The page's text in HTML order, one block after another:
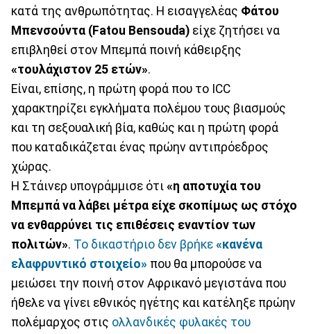
κατά της ανθρωπότητας. Η εισαγγελέας Φάτου
Μπενσούντα (Fatou Bensouda) είχε ζητήσει να
επιβληθεί στον Μπεμπά ποινή κάθειρξης
«τουλάχιστον 25 ετών».
Είναι, επίσης, η πρώτη φορά που το ICC
χαρακτηρίζει εγκλήματα πολέμου τους βιασμούς
και τη σεξουαλική βία, καθώς και η πρώτη φορά
που καταδικάζεται ένας πρώην αντιπρόεδρος
χώρας.
Η Στάινερ υπογράμμισε ότι «η αποτυχία του
Μπεμπά να λάβει μέτρα είχε σκοπίμως ως στόχο
να ενθαρρύνει τις επιθέσεις εναντίον των
πολιτών». Το δικαστήριο δεν βρήκε «κανένα
ελαφρυντικό στοιχείο» που θα μπορούσε να
μειώσει την ποινή στον Αφρικανό μεγιστάνα που
ήθελε να γίνει εθνικός ηγέτης και κατέληξε πρώην
πολέμαρχος στις ολλανδικές φυλακές του